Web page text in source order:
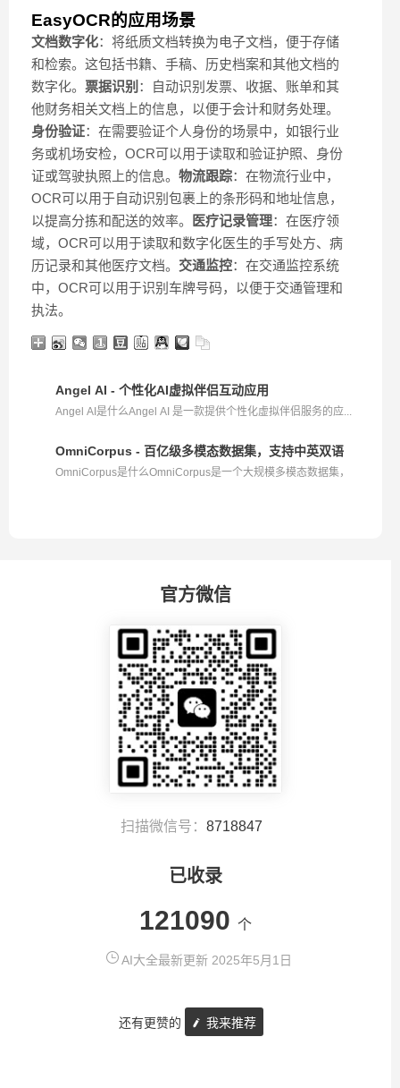
EasyOCR的应用场景
文档数字化：将纸质文档转换为电子文档，便于存储
和检索。这包括书籍、手稿、历史档案和其他文档的
数字化。 票据识别 ：自动识别发票、收据、账单和其
他财务相关文档上的信息，以便于会计和财务处理。
身份验证：在需要验证个人身份的场景中，如银行业
务或机场安检，OCR可以用于读取和验证护照、身份
证或驾驶执照上的信息。 物流跟踪：在物流行业中，
OCR可以用于自动识别包裹上的条形码和地址信息，
以提高分拣和配送的效率。
医疗记录管理：在医疗领
域，OCR可以用于读取和数字化医生的手写处方、病
历记录和其他医疗文档。 交通监控：在交通监控系统
中，OCR可以用于识别车牌号码，以便于交通管理和
执法。
Angel AI - 个性化AI虚拟伴侣互动应用
Angel AI是什么Angel AI 是一款提供个性化虚拟伴侣服务的应...
OmniCorpus - 百亿级多模态数据集，支持中英双语
OmniCorpus是什么OmniCorpus是一个大规模多模态数据集，
官方微信
扫描微信号： 8718847
已收录
121090 个
AI大全最新更新 2025年5月1日
还有更赞的 我来推荐